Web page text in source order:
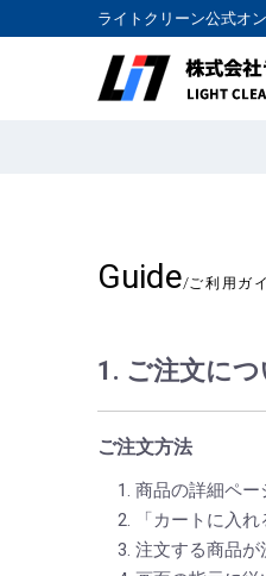
ライトクリーン公式オ
Guide/ご利用ガ
1. ご注文につ
ご注文方法
商品の詳細ペー
「カートに入
注文する商品が